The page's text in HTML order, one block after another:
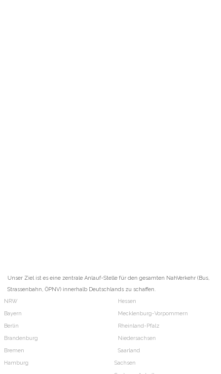
Unser Ziel ist es eine zentrale Anlauf-Stelle für den gesamten NahVerkehr (Bus,
Strassenbahn, ÖPNV) innerhalb Deutschlands zu schaffen.
NRW
Bayern
Berlin
Brandenburg
Bremen
Hamburg
Hessen
Mecklenburg-Vorpommern
Rheinland-Pfalz
Niedersachsen
Saarland
Sachsen